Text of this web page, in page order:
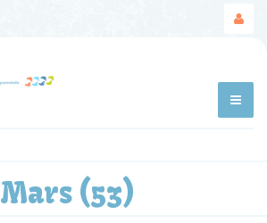
Mars (53)